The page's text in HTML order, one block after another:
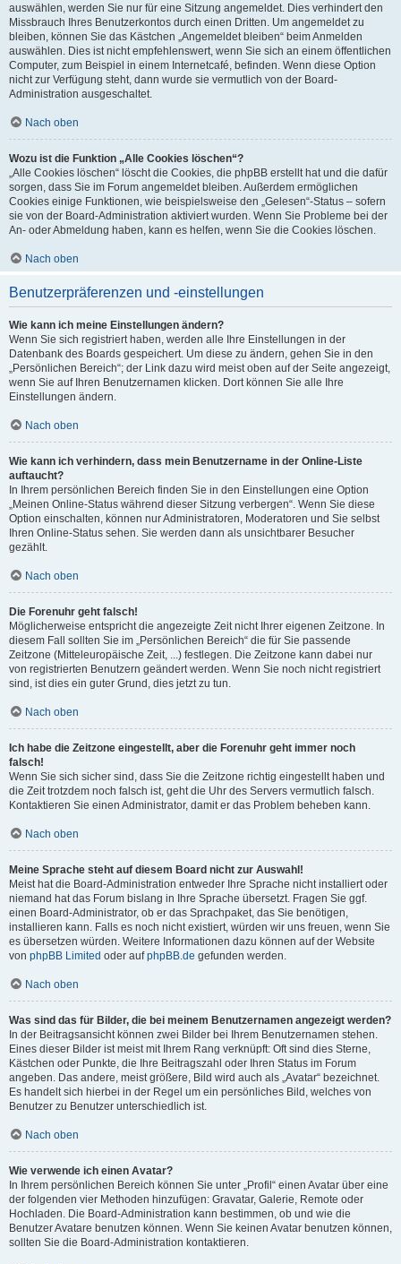
auswählen, werden Sie nur für eine Sitzung angemeldet. Dies verhindert den
Missbrauch Ihres Benutzerkontos durch einen Dritten. Um angemeldet zu
bleiben, können Sie das Kästchen „Angemeldet bleiben“ beim Anmelden
auswählen. Dies ist nicht empfehlenswert, wenn Sie sich an einem öffentlichen
Computer, zum Beispiel in einem Internetcafé, befinden. Wenn diese Option
nicht zur Verfügung steht, dann wurde sie vermutlich von der Board-
Administration ausgeschaltet.
Nach oben
Wozu ist die Funktion „Alle Cookies löschen“?
„Alle Cookies löschen“ löscht die Cookies, die phpBB erstellt hat und die dafür
sorgen, dass Sie im Forum angemeldet bleiben. Außerdem ermöglichen
Cookies einige Funktionen, wie beispielsweise den „Gelesen“-Status – sofern
sie von der Board-Administration aktiviert wurden. Wenn Sie Probleme bei der
An- oder Abmeldung haben, kann es helfen, wenn Sie die Cookies löschen.
Nach oben
Benutzerpräferenzen und -einstellungen
Wie kann ich meine Einstellungen ändern?
Wenn Sie sich registriert haben, werden alle Ihre Einstellungen in der
Datenbank des Boards gespeichert. Um diese zu ändern, gehen Sie in den
„Persönlichen Bereich“; der Link dazu wird meist oben auf der Seite angezeigt,
wenn Sie auf Ihren Benutzernamen klicken. Dort können Sie alle Ihre
Einstellungen ändern.
Nach oben
Wie kann ich verhindern, dass mein Benutzername in der Online-Liste
auftaucht?
In Ihrem persönlichen Bereich finden Sie in den Einstellungen eine Option
„Meinen Online-Status während dieser Sitzung verbergen“. Wenn Sie diese
Option einschalten, können nur Administratoren, Moderatoren und Sie selbst
Ihren Online-Status sehen. Sie werden dann als unsichtbarer Besucher
gezählt.
Nach oben
Die Forenuhr geht falsch!
Möglicherweise entspricht die angezeigte Zeit nicht Ihrer eigenen Zeitzone. In
diesem Fall sollten Sie im „Persönlichen Bereich“ die für Sie passende
Zeitzone (Mitteleuropäische Zeit, ...) festlegen. Die Zeitzone kann dabei nur
von registrierten Benutzern geändert werden. Wenn Sie noch nicht registriert
sind, ist dies ein guter Grund, dies jetzt zu tun.
Nach oben
Ich habe die Zeitzone eingestellt, aber die Forenuhr geht immer noch
falsch!
Wenn Sie sich sicher sind, dass Sie die Zeitzone richtig eingestellt haben und
die Zeit trotzdem noch falsch ist, geht die Uhr des Servers vermutlich falsch.
Kontaktieren Sie einen Administrator, damit er das Problem beheben kann.
Nach oben
Meine Sprache steht auf diesem Board nicht zur Auswahl!
Meist hat die Board-Administration entweder Ihre Sprache nicht installiert oder
niemand hat das Forum bislang in Ihre Sprache übersetzt. Fragen Sie ggf.
einen Board-Administrator, ob er das Sprachpaket, das Sie benötigen,
installieren kann. Falls es noch nicht existiert, würden wir uns freuen, wenn Sie
es übersetzen würden. Weitere Informationen dazu können auf der Website
von phpBB Limited oder aufphpBB.de gefunden werden.
Nach oben
Was sind das für Bilder, die bei meinem Benutzernamen angezeigt werden?
In der Beitragsansicht können zwei Bilder bei Ihrem Benutzernamen stehen.
Eines dieser Bilder ist meist mit Ihrem Rang verknüpft: Oft sind dies Sterne,
Kästchen oder Punkte, die Ihre Beitragszahl oder Ihren Status im Forum
angeben. Das andere, meist größere, Bild wird auch als „Avatar“ bezeichnet.
Es handelt sich hierbei in der Regel um ein persönliches Bild, welches von
Benutzer zu Benutzer unterschiedlich ist.
Nach oben
Wie verwende ich einen Avatar?
In Ihrem persönlichen Bereich können Sie unter „Profil“ einen Avatar über eine
der folgenden vier Methoden hinzufügen: Gravatar, Galerie, Remote oder
Hochladen. Die Board-Administration kann bestimmen, ob und wie die
Benutzer Avatare benutzen können. Wenn Sie keinen Avatar benutzen können,
sollten Sie die Board-Administration kontaktieren.